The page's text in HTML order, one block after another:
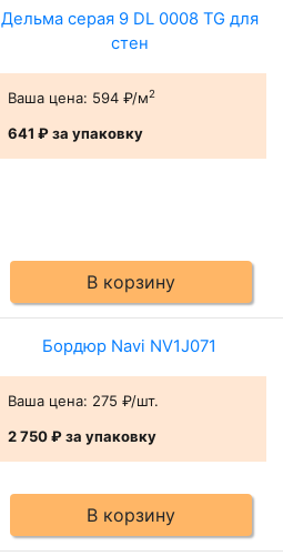
Дельма серая 9 DL 0008 TG для
стен
Ваша цена: 594 ₽/м2
641 ₽за упаковку
В корзину
Бордюр Navi NV1J071
Ваша цена: 275 ₽/шт.
2 750 ₽за упаковку
В корзину